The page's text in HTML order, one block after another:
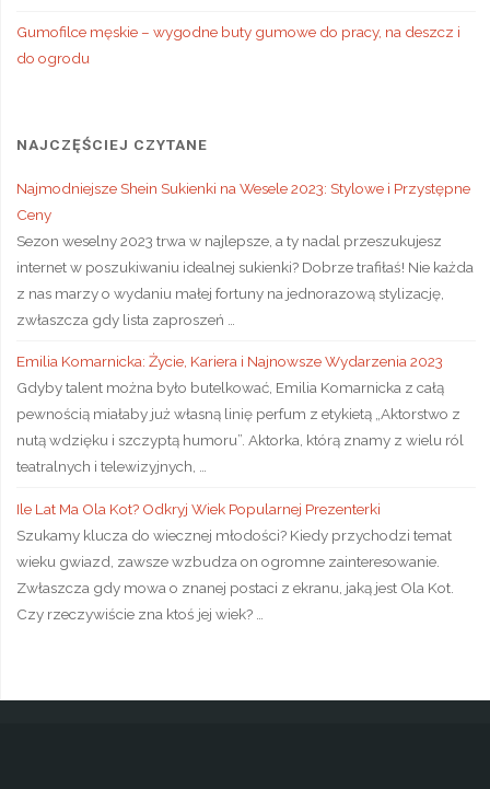
Gumofilce męskie – wygodne buty gumowe do pracy, na deszcz i
do ogrodu
NAJCZĘŚCIEJ CZYTANE
Najmodniejsze Shein Sukienki na Wesele 2023: Stylowe i Przystępne
Ceny
Sezon weselny 2023 trwa w najlepsze, a ty nadal przeszukujesz
internet w poszukiwaniu idealnej sukienki? Dobrze trafiłaś! Nie każda
z nas marzy o wydaniu małej fortuny na jednorazową stylizację,
zwłaszcza gdy lista zaproszeń …
Emilia Komarnicka: Życie, Kariera i Najnowsze Wydarzenia 2023
Gdyby talent można było butelkować, Emilia Komarnicka z całą
pewnością miałaby już własną linię perfum z etykietą „Aktorstwo z
nutą wdzięku i szczyptą humoru”. Aktorka, którą znamy z wielu ról
teatralnych i telewizyjnych, …
Ile Lat Ma Ola Kot? Odkryj Wiek Popularnej Prezenterki
Szukamy klucza do wiecznej młodości? Kiedy przychodzi temat
wieku gwiazd, zawsze wzbudza on ogromne zainteresowanie.
Zwłaszcza gdy mowa o znanej postaci z ekranu, jaką jest Ola Kot.
Czy rzeczywiście zna ktoś jej wiek? …